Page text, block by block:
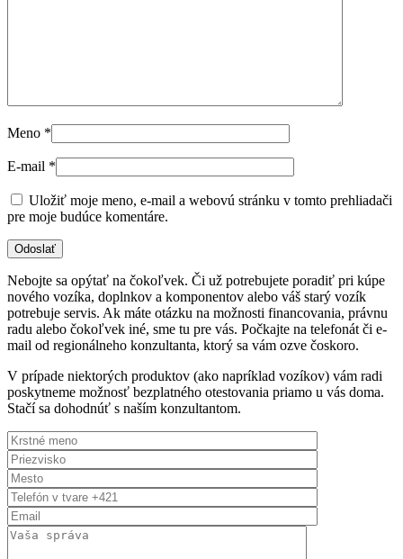
Meno *
E-mail *
Uložiť moje meno, e-mail a webovú stránku v tomto prehliadači
pre moje budúce komentáre.
Nebojte sa opýtať na čokoľvek. Či už potrebujete poradiť pri kúpe
nového vozíka, doplnkov a komponentov alebo váš starý vozík
potrebuje servis. Ak máte otázku na možnosti financovania, právnu
radu alebo čokoľvek iné, sme tu pre vás. Počkajte na telefonát či e-
mail od regionálneho konzultanta, ktorý sa vám ozve čoskoro.
V prípade niektorých produktov (ako napríklad vozíkov) vám radi
poskytneme možnosť bezplatného otestovania priamo u vás doma.
Stačí sa dohodnúť s naším konzultantom.